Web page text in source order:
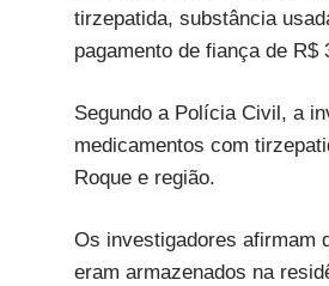
tirzepatida, substância
pagamento de fiança de R$
Segundo a Polícia Civil, a
medicamentos com
Roque e região.
Os investigadores afirmam
eram armazenados na